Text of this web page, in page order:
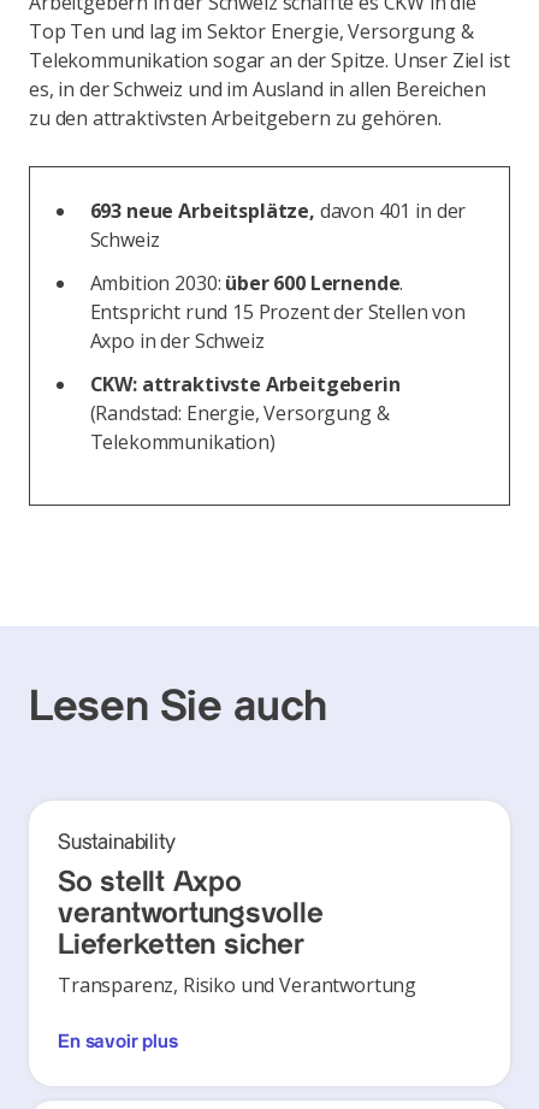
Top Ten und lag im Sektor Energie, Versorgung &
Telekommunikation sogar an der Spitze. Unser Ziel ist
es, in der Schweiz und im Ausland in allen Bereichen
zu den attraktivsten Arbeitgebern zu gehören.
693 neue Arbeitsplätze, davon 401 in der
Schweiz
Ambition 2030: über 600 Lernende.
Entspricht rund 15 Prozent der Stellen von
Axpo in der Schweiz
CKW: attraktivste Arbeitgeberin
(Randstad: Energie, Versorgung &
Telekommunikation)
Lesen Sie auch
Sustainability
So stellt Axpo
verantwortungsvolle
Lieferketten sicher
Transparenz, Risiko und Verantwortung
En savoir plus